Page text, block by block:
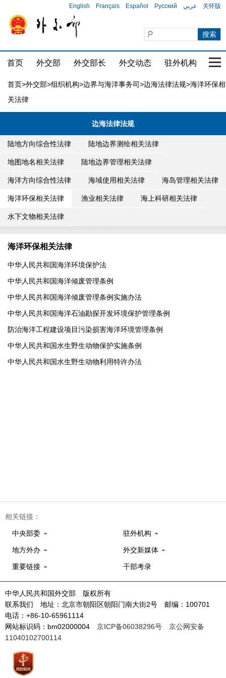
English Français Español Русский عربي 关怀版
首页 外交部 外交部长 外交动态 驻外机构 国
首页>外交部>组织机构>边界与海洋事务司>边海法律法规>海洋环保相
关法律
边海法律法规
陆地方向综合性法律 陆地边界测绘相关法律
地图地名相关法律 陆地边界管理相关法律
海洋方向综合性法律 海域使用相关法律 海岛管理相关法律
海洋环保相关法律 渔业相关法律 海上科研相关法律
水下文物相关法律
海洋环保相关法律
中华人民共和国海洋环境保护法
中华人民共和国海洋倾废管理条例
中华人民共和国海洋倾废管理条例实施办法
中华人民共和国海洋石油勘探开发环境保护管理条例
防治海洋工程建设项目污染损害海洋环境管理条例
中华人民共和国水生野生动物保护实施条例
中华人民共和国水生野生动物利用特许办法
相关链接：
中央部委 驻外机构
地方外办 外交新媒体
重要链接 干部考录
中华人民共和国外交部 版权所有
联系我们 地址：北京市朝阳区朝阳门南大街2号 邮编：100701
电话：+86-10-65961114
网站标识码：bm02000004 京ICP备06038296号
京公网安备
11040102700114